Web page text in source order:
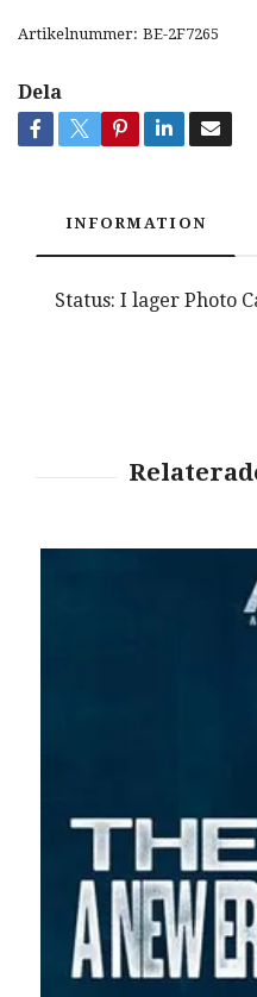
Artikelnummer: BE-2F7265
Dela
INFORMATION
Status: I lager Photo